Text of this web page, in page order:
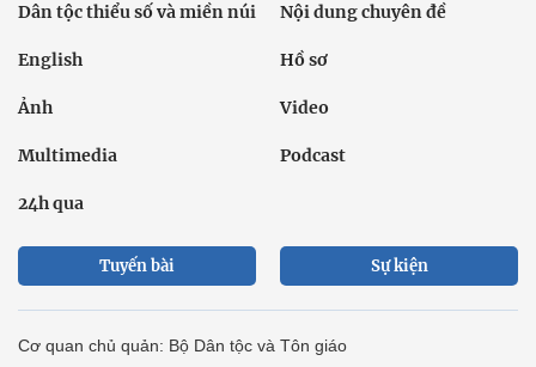
Dân tộc thiểu số và miền núi Nội dung chuyên đề
English Hồ sơ
Ảnh Video
Multimedia Podcast
24h qua
Tuyến bài Sự kiện
Cơ quan chủ quản: Bộ Dân tộc và Tôn giáo